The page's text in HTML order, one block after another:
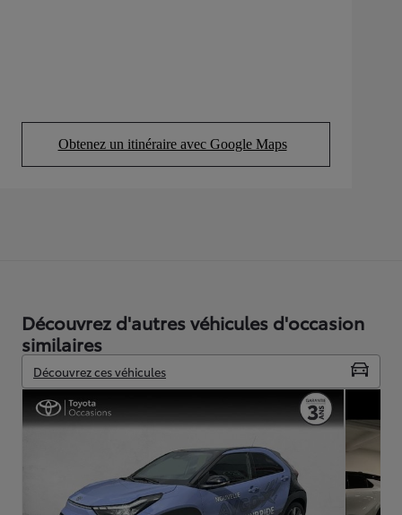
Obtenez un itinéraire avec Google Maps
(Opens in new tab)
Découvrez d'autres véhicules d'occasion
similaires
Découvrez ces véhicules